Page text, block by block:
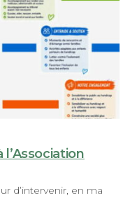
d’intervenir, en ma